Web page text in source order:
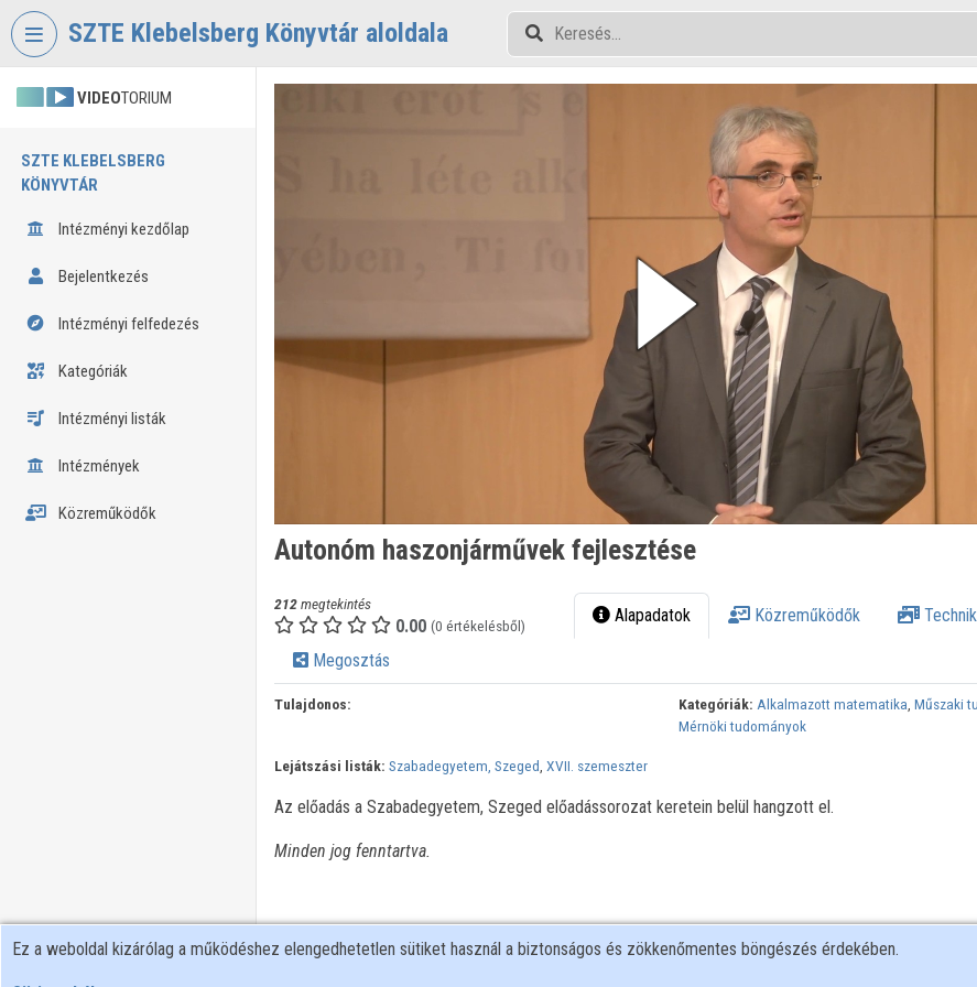
Fejléc kihagyása
SZTE Klebelsberg Könyvtár aloldala
VIDEOTORIUM
SZTE KLEBELSBERG
KÖNYVTÁR
Intézményi kezdőlap
Bejelentkezés
Intézményi felfedezés
Kategóriák
Intézményi listák
Intézmények
Közreműködők
Autonóm haszonjárművek fejlesztése
212megtekintés
0.00 (0 értékelésből) Alapadatok Közreműködők
Megosztás
Tulajdonos: Kategóriák: Alkalmazott matematika,Műszaki
Mérnöki tudományok
Lejátszási listák: Szabadegyetem, Szeged, XVII. szemeszter
Az előadás a Szabadegyetem, Szeged előadássorozat keretein belül hangzott el.
Minden jog fenntartva.
Ez a weboldal kizárólag a működéshez elengedhetetlen sütiket használ a biztonságos és zökkenőmentes böngészés érdekében.